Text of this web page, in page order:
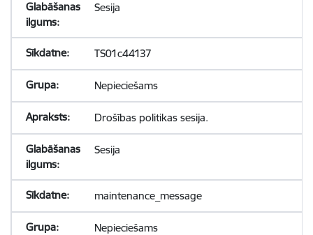
Sesija
TS01c44137
Nepieciešams
Drošības politikas sesija.
Sesija
maintenance_message
Nepieciešams